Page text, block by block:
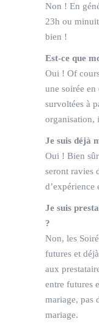
Non ! En
23h ou
bien !
Est-ce que
Oui ! Of
une soirée
survoltées à
organisation,
Je suis déjà
Oui ! Bien
seront ravies
d’expérience
Je suis
?
Non, les
futures et
aux
entre futures
mariage, pas
mariage.